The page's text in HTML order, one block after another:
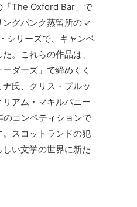
「The Oxford Bar」で
グバンク蒸留所のマ
シリーズで、キャンベ
。これらの作品は、
ダーズ」で締めくく
氏、クリス・ブルッ
アム・マキルバニー
コンペティションで
スコットランドの犯
い文学の世界に新た